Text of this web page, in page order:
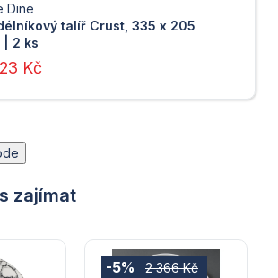
talíř Crust, 335 x 205
mm | 2 ks
Dine
Kč
zajímat
2 366 Kč
-5%